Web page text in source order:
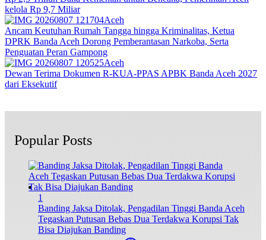
kelola Rp 9,7 Miliar‎
Aceh
Ancam Keutuhan Rumah Tangga hingga Kriminalitas, Ketua
DPRK Banda Aceh Dorong Pemberantasan Narkoba, Serta
Penguatan Peran Gampong
Aceh
Dewan Terima Dokumen R-KUA-PPAS APBK Banda Aceh 2027
dari Eksekutif
Popular Posts
1
Banding Jaksa Ditolak, Pengadilan Tinggi Banda Aceh
Tegaskan Putusan Bebas Dua Terdakwa Korupsi Tak
Bisa Diajukan Banding